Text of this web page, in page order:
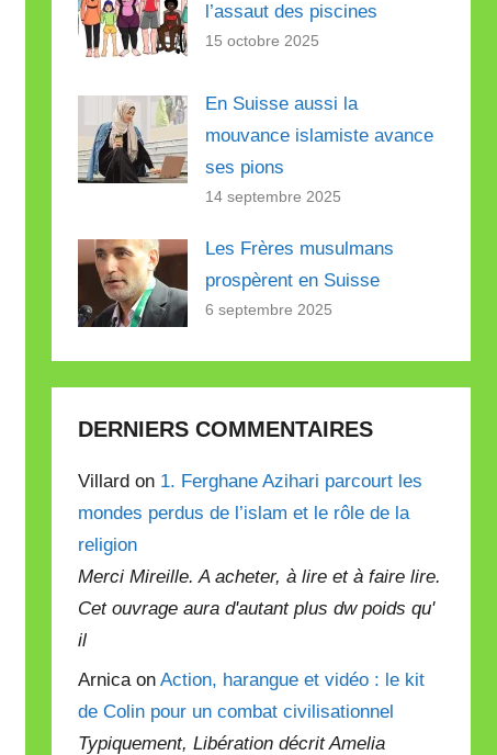
l’assaut des piscines
15 octobre 2025
En Suisse aussi la
mouvance islamiste avance
ses pions
14 septembre 2025
Les Frères musulmans
prospèrent en Suisse
6 septembre 2025
DERNIERS COMMENTAIRES
Villard on 1. Ferghane Azihari parcourt les
mondes perdus de l’islam et le rôle de la
religion
Merci Mireille. A acheter, à lire et à faire lire.
Cet ouvrage aura d'autant plus dw poids qu'
il
Arnica onAction, harangue et vidéo : le kit
de Colin pour un combat civilisationnel
Typiquement, Libération décrit Amelia